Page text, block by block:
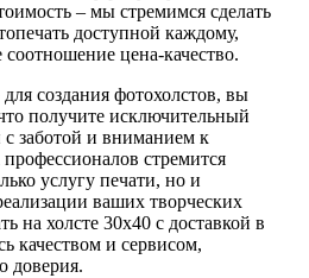
– мы стремимся сделать
доступной каждому,
соотношение цена-качество.
создания фотохолстов, вы
получите исключительный
заботой и вниманием к
стремится
услугу печати, но и
ваших творческих
на холсте 30х40 с доставкой в
качеством и сервисом,
доверия.